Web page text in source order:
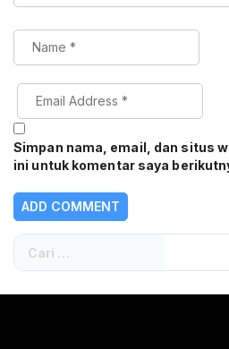
Simpan nama, email, dan situs
ini untuk komentar saya
Cari
untuk: